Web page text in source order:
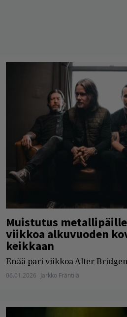
Muistutus
viikkoa alkuvuoden
keikkaan
Enää pari viikkoa Alter
06.01.2026 Jarkko Fräntilä